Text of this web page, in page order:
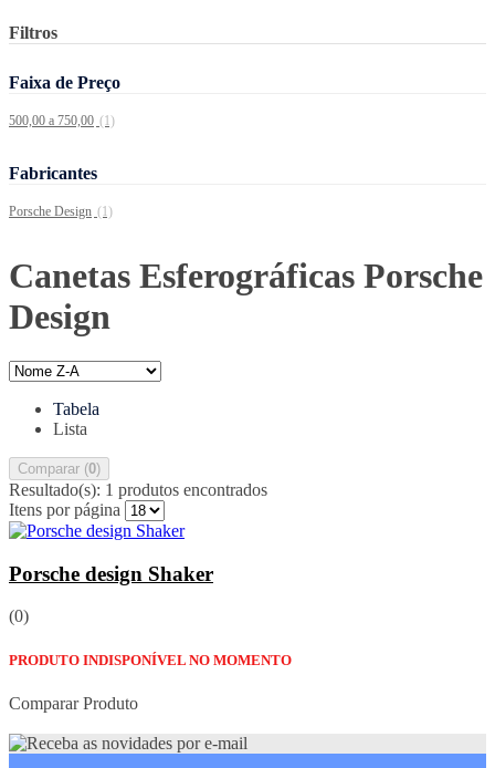
Filtros
Faixa de Preço
500,00 a 750,00 (1)
Fabricantes
Porsche Design (1)
Canetas Esferográficas Porsche
Design
Tabela
Lista
Comparar (0)
Resultado(s): 1 produtos encontrados
Itens por página
Porsche design Shaker
(0)
PRODUTO INDISPONÍVEL NO MOMENTO
Comparar Produto